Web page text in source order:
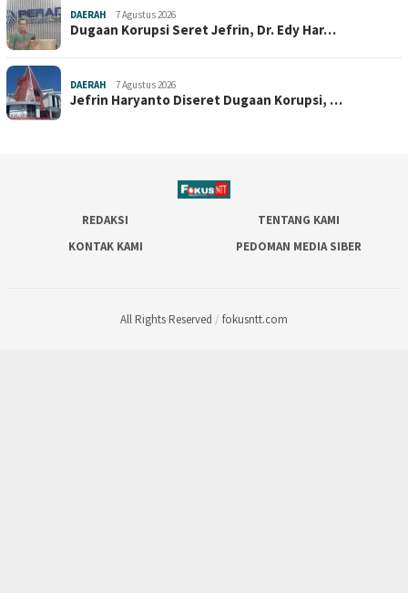
DAERAH 7 Agustus 2026
Dugaan Korupsi Seret Jefrin, Dr. Edy Har…
DAERAH 7 Agustus 2026
Jefrin Haryanto Diseret Dugaan Korupsi, …
REDAKSI
TENTANG KAMI
KONTAK KAMI
PEDOMAN MEDIA SIBER
All Rights Reserved / fokusntt.com